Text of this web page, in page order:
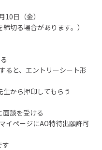
日（金）
切る場合があります。）
ると、エントリーシート形
から押印してもらう
談を受ける
イページにAO特待出願許可
す